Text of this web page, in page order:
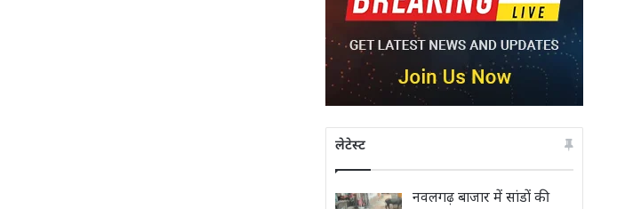
लेटेस्ट
नवलगढ़ बाजार में सांडों की